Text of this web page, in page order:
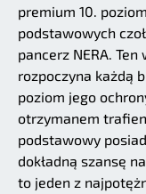
premium 10.
podstawowych
pancerz NERA.
rozpoczyna każdą
poziom jego
otrzymanem
podstawowy
dokładną szansę
to jeden z